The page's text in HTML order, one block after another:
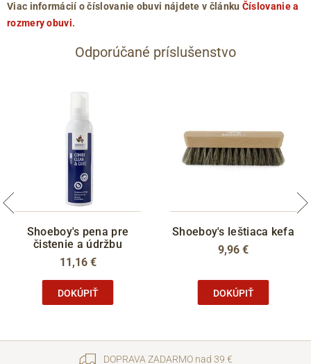
Viac informácií o číslovanie obuvi nájdete v článku Číslovanie a
rozmery obuvi.
Odporúčané príslušenstvo
Shoeboy's pena pre
čistenie a údržbu
11,16 €
DOKÚPIŤ
Shoeboy's leštiaca kefa
9,96 €
DOKÚPIŤ
DOPRAVA ZADARMO nad 39 €